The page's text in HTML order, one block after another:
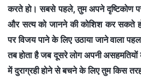
करते हो। सबसे पहले, तुम अपने दृष्टिकोण
और सत्‍य को जानने की कोशिश कर सकते
पर विजय पाने के लिए उठाया जाने वाला
तब होता है जब दूसरे लोग अपनी
में दुराग्रही होने से बचने के लिए तुम किस